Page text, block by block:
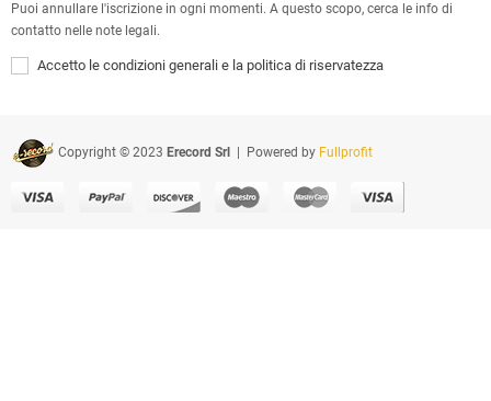
Puoi annullare l'iscrizione in ogni momenti. A questo scopo, cerca le info di
contatto nelle note legali.
Accetto le condizioni generali e la politica di riservatezza
Copyright © 2023 Erecord Srl | Powered by Fullprofit